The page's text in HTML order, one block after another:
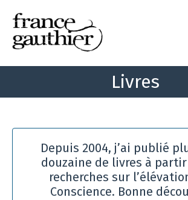
Livres
Depuis 2004, j’ai publié
douzaine de livres à
recherches sur
Conscience. Bonne